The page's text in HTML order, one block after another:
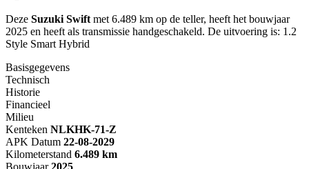
Deze Suzuki Swift met 6.489 km op de teller, heeft het bouwjaar
2025 en heeft als transmissie handgeschakeld. De uitvoering is: 1.2
Style Smart Hybrid
Basisgegevens
Technisch
Historie
Financieel
Milieu
Kenteken NLKHK-71-Z
APK Datum 22-08-2029
Kilometerstand 6.489 km